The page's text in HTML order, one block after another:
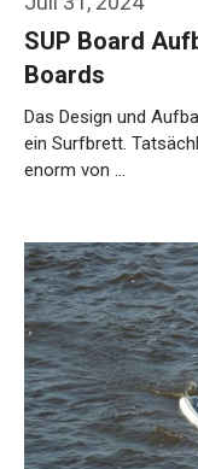
SUP Board
Boards
Das Design und
ein Surfbrett.
enorm von …